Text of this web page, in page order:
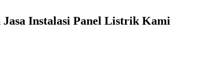
Jasa Instalasi Panel Listrik Kami